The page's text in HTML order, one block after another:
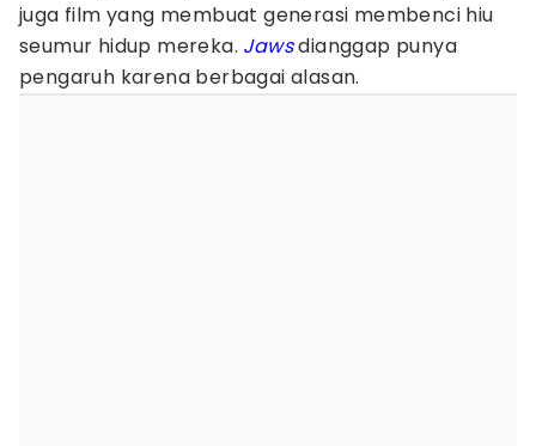
juga film yang membuat generasi membenci hiu
seumur hidup mereka. Jawsdianggap punya
pengaruh karena berbagai alasan.